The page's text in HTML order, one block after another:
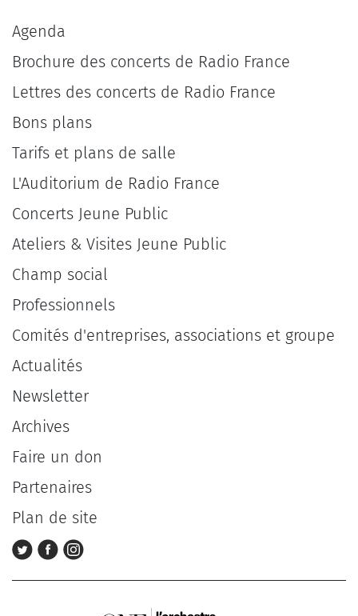
Agenda
Brochure des concerts de Radio France
Lettres des concerts de Radio France
Bons plans
Tarifs et plans de salle
L'Auditorium de Radio France
Concerts Jeune Public
Ateliers & Visites Jeune Public
Champ social
Professionnels
Comités d'entreprises, associations et groupe
Actualités
Newsletter
Archives
Faire un don
Partenaires
Plan de site